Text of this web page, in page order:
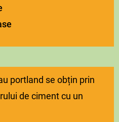
portland se obțin prin
de ciment cu un